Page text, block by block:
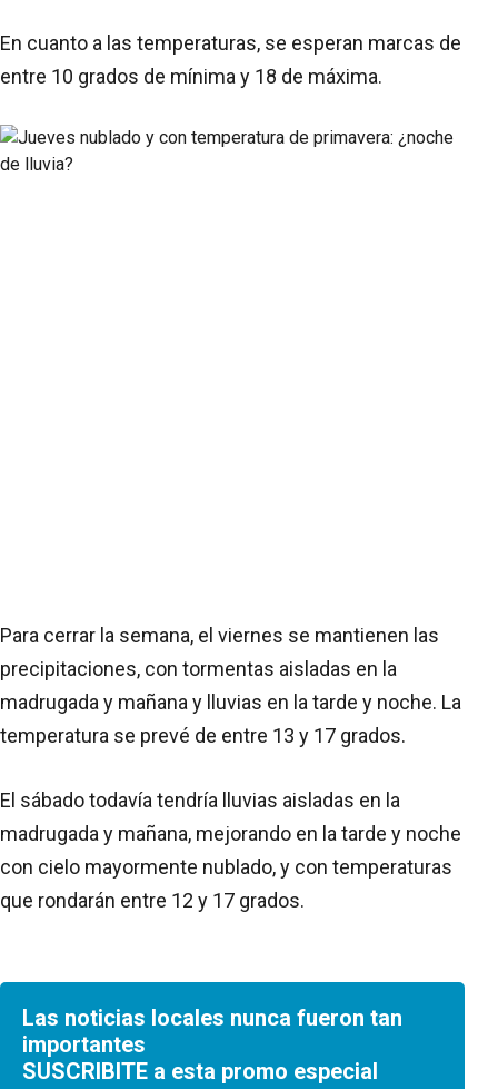
En cuanto a las temperaturas, se esperan marcas de
entre 10 grados de mínima y 18 de máxima.
Para cerrar la semana, el viernes se mantienen las
precipitaciones, con tormentas aisladas en la
madrugada y mañana y lluvias en la tarde y noche. La
temperatura se prevé de entre 13 y 17 grados.
El sábado todavía tendría lluvias aisladas en la
madrugada y mañana, mejorando en la tarde y noche
con cielo mayormente nublado, y con temperaturas
que rondarán entre 12 y 17 grados.
Las noticias locales nunca fueron tan
importantes
SUSCRIBITE a esta promo especial